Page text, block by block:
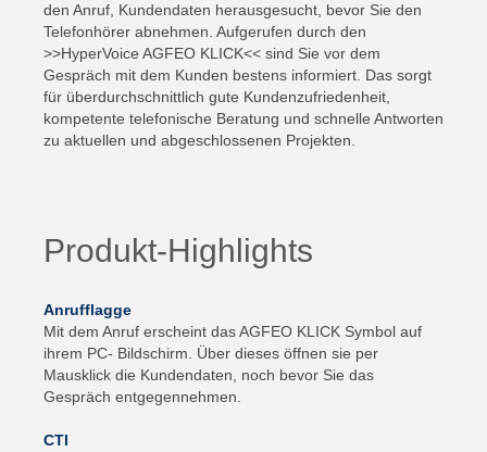
den Anruf, Kundendaten herausgesucht, bevor Sie den
Telefonhörer abnehmen. Aufgerufen durch den
>>HyperVoice AGFEO KLICK<< sind Sie vor dem
Gespräch mit dem Kunden bestens informiert. Das sorgt
für überdurchschnittlich gute Kundenzufriedenheit,
kompetente telefonische Beratung und schnelle Antworten
zu aktuellen und abgeschlossenen Projekten.
Produkt-Highlights
Anrufflagge
Mit dem Anruf erscheint das AGFEO KLICK Symbol auf
ihrem PC- Bildschirm. Über dieses öffnen sie per
Mausklick die Kundendaten, noch bevor Sie das
Gespräch entgegennehmen.
CTI